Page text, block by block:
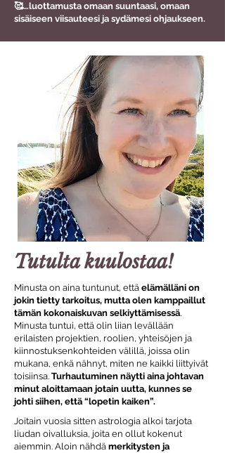
🥰…luottamusta omaan suuntaasi, omaan
sisäiseen viisauteesi ja sydämesi ohjaukseen.
Tutulta kuulostaa!
Minusta on aina tuntunut, että elämälläni on
jokin tietty tarkoitus, mutta olen kamppaillut
tämän kokonaiskuvan selkiyttämisessä.
Minusta tuntui, että olin liian levällään
erilaisten projektien, roolien, yhteisöjen ja
kiinnostuksenkohteiden välillä, joissa olin
mukana, enkä nähnyt, miten ne kaikki liittyivät
toisiinsa. Turhautuminen näytti aina johtavan
minut aloittamaan jotain uutta, kunnes se
johti siihen, että “lopetin kaiken”.
Joitain vuosia sitten astrologia alkoi tarjota
liudan oivalluksia, joita en ollut kokenut
aiemmin. Aloin nähdä merkitysten ja